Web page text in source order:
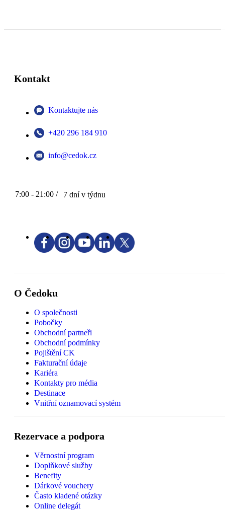
Kontakt
Kontaktujte nás
+420 296 184 910
info@cedok.cz
7:00 - 21:00 / 7 dní v týdnu
O Čedoku
O společnosti
Pobočky
Obchodní partneři
Obchodní podmínky
Pojištění CK
Fakturační údaje
Kariéra
Kontakty pro média
Destinace
Vnitřní oznamovací systém
Rezervace a podpora
Věrnostní program
Doplňkové služby
Benefity
Dárkové vouchery
Často kladené otázky
Online delegát